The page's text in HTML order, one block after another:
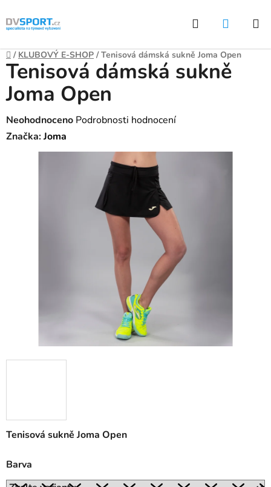
Přejít
na
Hledat
Domů
/ KLUBOVÝ E-SHOP / Tenisová dámská sukně Joma Open
Tenisová sukně Joma Open
Barva
Tenisová dámská sukně
Joma Open
Průměrné
hodnocení
produktu
Neohodnoceno Podrobnosti hodnocení
Značka:Joma